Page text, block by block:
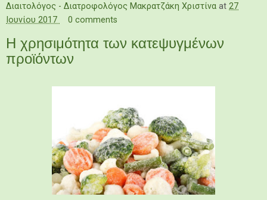
Διαιτολόγος - Διατροφολόγος Μακρατζάκη Χριστίνα at 27
Ιουνίου 2017
0 comments
Η χρησιμότητα των κατεψυγμένων
προϊόντων